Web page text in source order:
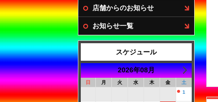
店舗からのお知らせ
お知らせ一覧
スケジュール
2026年08月
日 月 火 水 木 金
土
1